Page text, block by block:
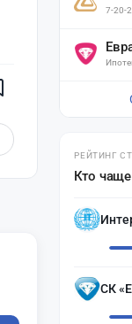
7-20-
РЕЙТИНГ
Кто
СК